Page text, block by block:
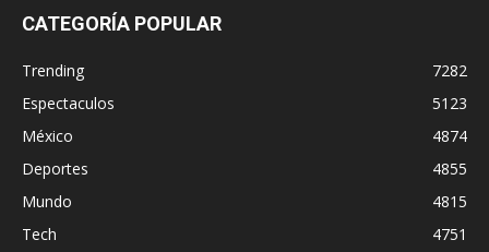
CATEGORÍA POPULAR
Trending
7282
Espectaculos
5123
México
4874
Deportes
4855
Mundo
4815
Tech
4751